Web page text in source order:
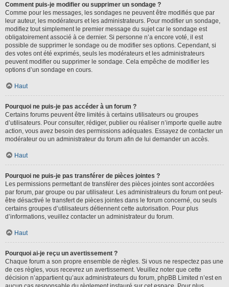
Comment puis-je modifier ou supprimer un sondage ?
Comme pour les messages, les sondages ne peuvent être modifiés que par
leur auteur, les modérateurs et les administrateurs. Pour modifier un sondage,
modifiez tout simplement le premier message du sujet car le sondage est
obligatoirement associé à ce dernier. Si personne n’a encore voté, il est
possible de supprimer le sondage ou de modifier ses options. Cependant, si
des votes ont été exprimés, seuls les modérateurs et les administrateurs
peuvent modifier ou supprimer le sondage. Cela empêche de modifier les
options d’un sondage en cours.
Haut
Pourquoi ne puis-je pas accéder à un forum ?
Certains forums peuvent être limités à certains utilisateurs ou groupes
d’utilisateurs. Pour consulter, rédiger, publier ou réaliser n’importe quelle autre
action, vous avez besoin des permissions adéquates. Essayez de contacter un
modérateur ou un administrateur du forum afin de lui demander un accès.
Haut
Pourquoi ne puis-je pas transférer de pièces jointes ?
Les permissions permettant de transférer des pièces jointes sont accordées
par forum, par groupe ou par utilisateur. Les administrateurs du forum ont peut-
être désactivé le transfert de pièces jointes dans le forum concerné, ou seuls
certains groupes d’utilisateurs détiennent cette autorisation. Pour plus
d’informations, veuillez contacter un administrateur du forum.
Haut
Pourquoi ai-je reçu un avertissement ?
Chaque forum a son propre ensemble de règles. Si vous ne respectez pas une
de ces règles, vous recevrez un avertissement. Veuillez noter que cette
décision n’appartient qu’aux administrateurs du forum, phpBB Limited n’est en